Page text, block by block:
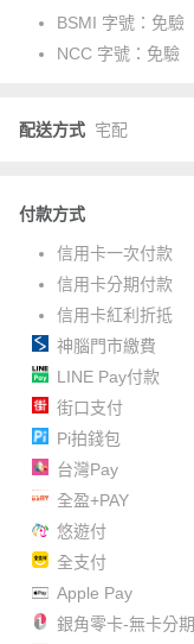
BSMI 字號： 免驗
NCC 字號： 免驗
配送方式 宅配
付款方式
信用卡一次付款
信用卡分期付款
信用卡紅利折抵
神腦門市繳費
LINE Pay付款
街口支付
Pi拍錢包
台灣Pay
全盈+PAY
悠遊付
全支付
Apple Pay
銀角零卡-無卡分期